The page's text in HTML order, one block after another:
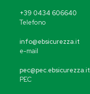
+39 0434 606640
Telefono
info@ebsicurezza.it
e-mail
pec@pec.ebsicurezza.it
PEC